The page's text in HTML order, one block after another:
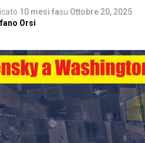
10 mesi fasu Ottobre 20, 2025
Orsi